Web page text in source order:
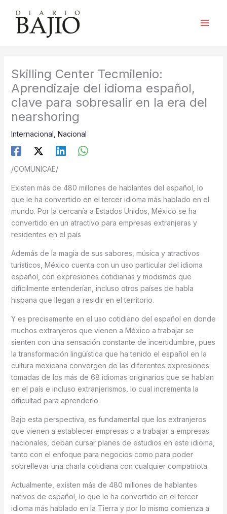
contenido
Skilling Center Tecmilenio:
Aprendizaje del idioma español,
clave para sobresalir en la era del
nearshoring
Internacional Nacional
/COMUNICAE/
Existen más de 480 millones de hablantes del español, lo
que le ha convertido en el tercer idioma más hablado en el
mundo. Por la cercanía a Estados Unidos, México se ha
convertido en un atractivo para empresas extranjeras y
residentes en el país
Además de la magia de sus sabores, música y atractivos
turísticos, México cuenta con un uso particular del idioma
español, con expresiones cotidianas y modismos que
difícilmente entenderían, incluso otros países de habla
hispana que llegan a residir en el territorio.
Y es precisamente en el uso cotidiano del español en donde
muchos extranjeros que vienen a México a trabajar se
sienten con una sensación constante de incertidumbre, pues
la transformación lingüística que ha tenido el español en la
cultura mexicana convergen de las diferentes expresiones
tomadas de los más de 68 idiomas originarios que se hablan
en el país e incluso extranjerismos, lo cual incrementa la
dificultad para aprenderlo.
Bajo esta perspectiva, es fundamental que los extranjeros
que vienen a establecer empresas o a trabajar a empresas
nacionales, deban cursar planes de estudios en este idioma,
tanto con el enfoque para negocios como para poder
sobrellevar una charla cotidiana con cualquier compatriota.
Actualmente, existen más de 480 millones de hablantes
nativos de español, lo que le ha convertido en el tercer
idioma más hablado en la Tierra y por lo mismo comienza a